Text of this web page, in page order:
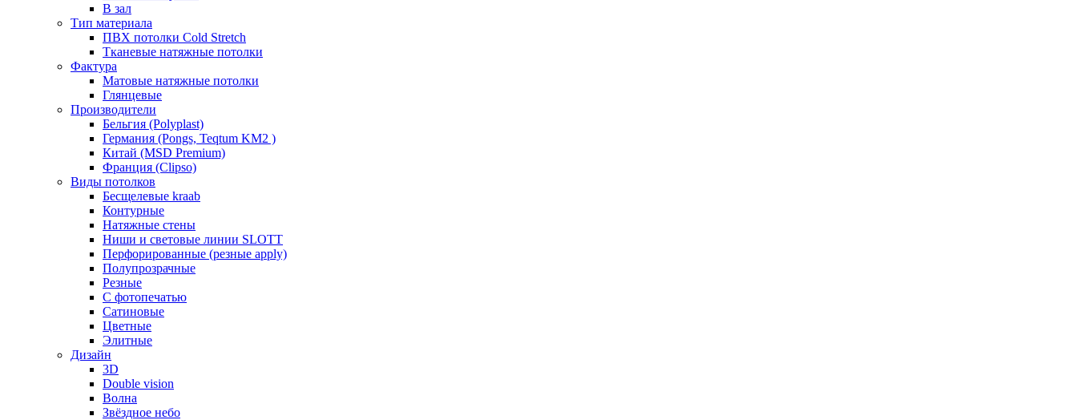
В зал
Тип материала
ПВХ потолки Cold Stretch
Тканевые натяжные потолки
Фактура
Матовые натяжные потолки
Глянцевые
Производители
Бельгия (Polyplast)
Германия (Pongs, Teqtum KM2 )
Китай (MSD Premium)
Франция (Clipso)
Виды потолков
Бесщелевые kraab
Контурные
Натяжные стены
Ниши и световые линии SLOTT
Перфорированные (резные apply)
Полупрозрачные
Резные
С фотопечатью
Сатиновые
Цветные
Элитные
Дизайн
3D
Double vision
Волна
Звёздное небо